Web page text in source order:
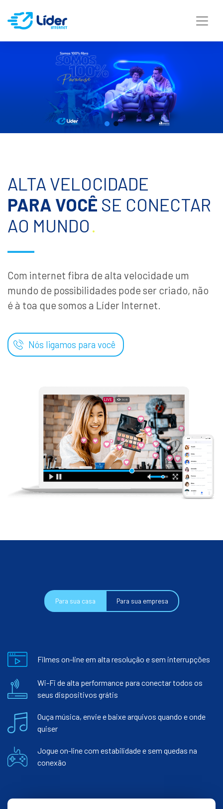
ALTA VELOCIDADE
PARA VOCÊ SE CONECTAR
AO MUNDO.
Com internet fibra de alta velocidade um
mundo de possibilidades pode ser criado, não
é à toa que somos a Líder Internet.
Nós ligamos para você
Para sua casa Para sua empresa
Filmes on-line em alta resolução e sem interrupções
Wi-Fi de alta performance para conectar todos os
seus dispositivos grátis
Ouça música, envie e baixe arquivos quando e onde
quiser
Jogue on-line com estabilidade e sem quedas na
conexão